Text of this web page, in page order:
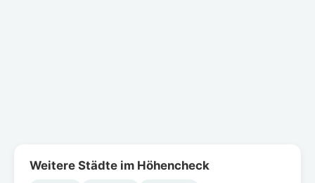
Weitere Städte im Höhencheck